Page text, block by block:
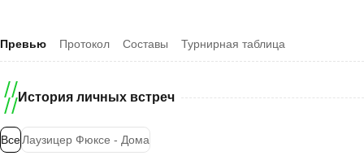
Превью Протокол Составы Турнирная таблица
История личных встреч
ВсеЛаузицер Фюксе - Дома